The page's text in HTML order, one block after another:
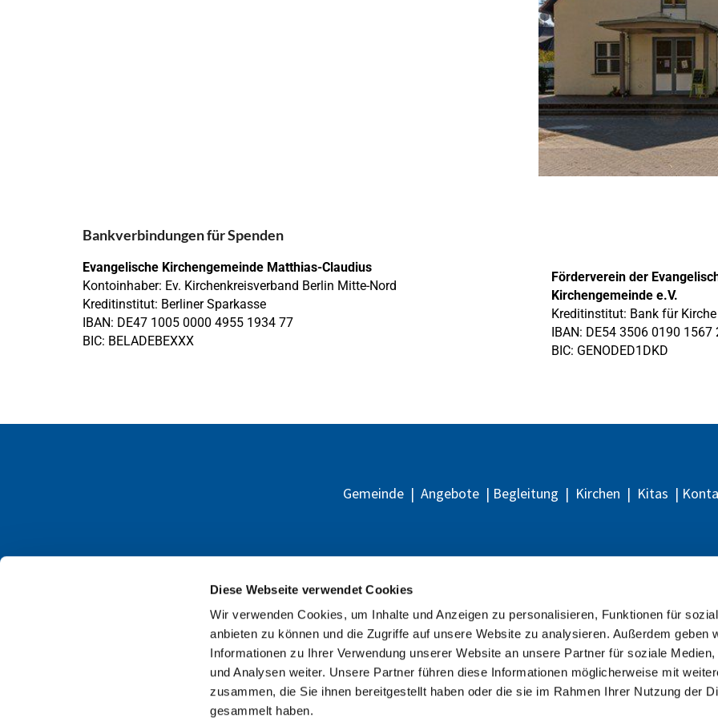
Diese Webseite verwendet Cookies
Wir verwenden Cookies, um Inhalte und Anzeigen zu personalisieren, Funktionen für
anbieten zu können und die Zugriffe auf unsere Website zu analysieren. Außerdem geben
Informationen zu Ihrer Verwendung unserer Website an unsere Partner für soziale Medien,
und Analysen weiter. Unsere Partner führen diese Informationen möglicherweise mit
zusammen, die Sie ihnen bereitgestellt haben oder die sie im Rahmen Ihrer Nutzung der
gesammelt haben.
Bankverbindungen für Spenden
Evangelische Kirchengemeinde Matthias-Claudius
Kontoinhaber: Ev. Kirchenkreisverband Berlin Mitte-Nord
Kreditinstitut: Berliner Sparkasse
IBAN: DE47 1005 0000 4955 1934 77
BIC: BELADEBEXXX
Förderverein der
Kirchengemeinde e.V.
Kreditinstitut: Bank für
IBAN: DE54 3506 0190 1567
BIC: GENODED1DKD
Gemeinde | Angebote | Begleitung | Kirchen | Kitas |
Impressum Datenschutzerklärung